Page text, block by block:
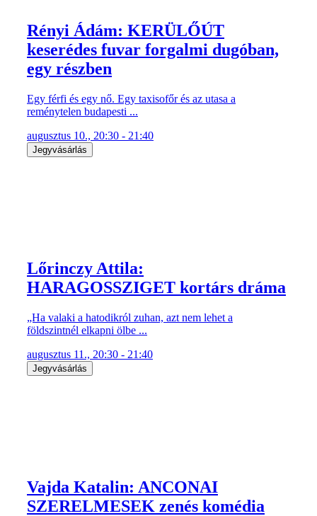
Rényi Ádám: KERÜLŐÚT
keserédes fuvar forgalmi dugóban,
egy részben
Egy férfi és egy nő. Egy taxisofőr és az utasa a
reménytelen budapesti ...
augusztus 10., 20:30 - 21:40
Jegyvásárlás
Lőrinczy Attila:
HARAGOSSZIGET kortárs dráma
„Ha valaki a hatodikról zuhan, azt nem lehet a
földszintnél elkapni ölbe ...
augusztus 11., 20:30 - 21:40
Jegyvásárlás
Vajda Katalin: ANCONAI
SZERELMESEK zenés komédia